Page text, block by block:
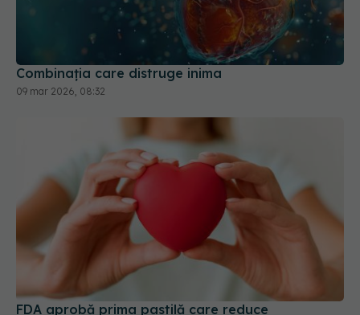
Combinația care distruge inima
09 mar 2026, 08:32
FDA aprobă prima pastilă care reduce
colesterolul „rău” cu aproape 60% și concurează
cu injecțiile scumpe
17 iul 2026, 08:45